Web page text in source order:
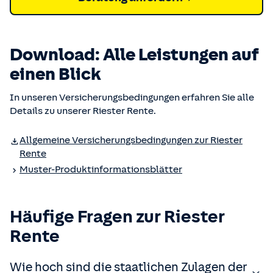
Down­load: Alle Leis­tungen auf
einen Blick
In unseren Versicherungsbedingungen erfahren Sie alle
Details zu unserer Riester Rente.
Allgemeine Versicherungs­bedingungen zur Riester
Rente
Muster-Produktinformationsblätter
Häufige Fragen zur Riester
Rente
Wie hoch sind die staatlichen Zulagen der